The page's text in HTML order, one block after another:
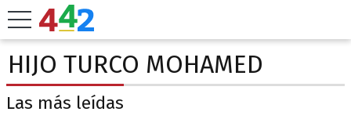
HIJO TURCO MOHAMED
Las más leídas